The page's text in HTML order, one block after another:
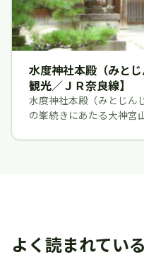
水度神社本殿（みと
観光／ＪＲ奈良線】
水度神社本殿（みとじん
の峯続きにあたる大神宮
よく読まれてい